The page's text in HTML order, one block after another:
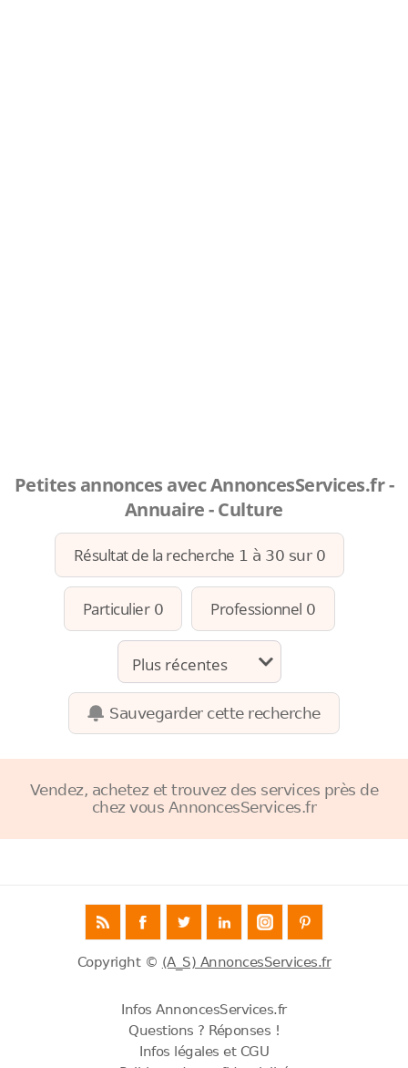
Petites annonces avec AnnoncesServices.fr -
Annuaire - Culture
Résultat de la recherche 1 à 30 sur 0
Particulier0 Professionnel 0
Sauvegarder cette recherche
Vendez, achetez et trouvez des services près de
chez vous AnnoncesServices.fr
Copyright © (A_S) AnnoncesServices.fr
Infos AnnoncesServices.fr
Questions ? Réponses !
Infos légales et CGU